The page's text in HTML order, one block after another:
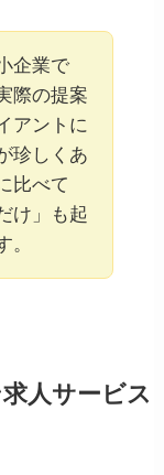
企業で
際の提案
アントに
珍しくあ
比べて
け」も起
。
人サービス